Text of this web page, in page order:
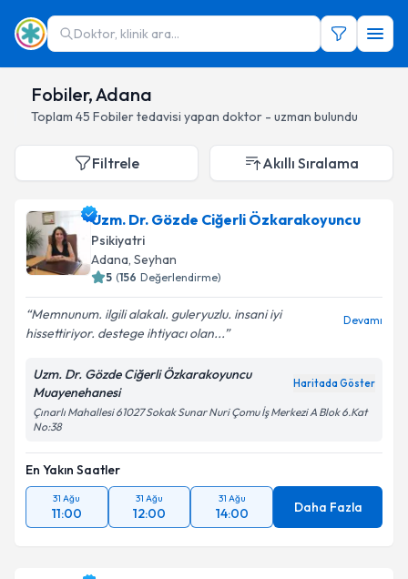
Doktor, klinik ara...
Fobiler, Adana
Toplam 45 Fobilertedavisi yapan doktor - uzman bulundu
Filtrele Akıllı Sıralama
Uzm. Dr. Gözde Ciğerli Özkarakoyuncu
Psikiyatri
Adana, Seyhan
5 (156 Değerlendirme)
Memnunum. ilgili alakalı. guleryuzlu. insani iyi
hissettiriyor. destege ihtiyacı olan...
Devamı
Uzm. Dr. Gözde Ciğerli Özkarakoyuncu
Muayenehanesi
Haritada Göster
Çınarlı Mahallesi 61027 Sokak Sunar Nuri Çomu İş Merkezi A Blok 6.Kat
No:38
En Yakın Saatler
31 Ağu
11:00
31 Ağu
12:00
31 Ağu
14:00 Daha Fazla